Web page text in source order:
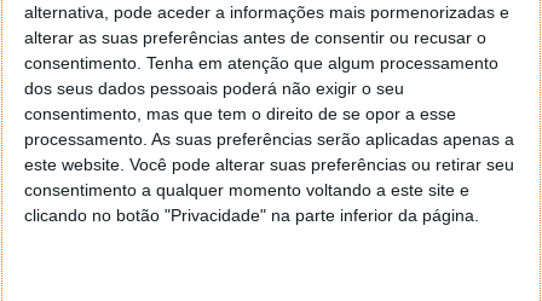
alternativa, pode aceder a informações mais pormenorizadas e
alterar as suas preferências antes de consentir ou recusar o
consentimento. Tenha em atenção que algum processamento
dos seus dados pessoais poderá não exigir o seu
consentimento, mas que tem o direito de se opor a esse
processamento. As suas preferências serão aplicadas apenas a
este website. Você pode alterar suas preferências ou retirar seu
consentimento a qualquer momento voltando a este site e
clicando no botão "Privacidade" na parte inferior da página.
Tens de encontrar o que te falei. Faz da seguinte maneira,
janela iniciar e no topo dessa janela com o botão direito do
rato faz propriedades. Depois no separador Menu ‘Iniciar’
clica no botão ‘Personalizar’ aí encontrarás no separador
geral a opção para escolheres o Browser com que queres
navegar e o gestor de e-mail. Caso não consigas chegar lá,
vais ao teu Firefox e nas ferramentas ou tools escolhes
‘Opções’ ou ‘Options’ icon geral da então janela aberta e
logo perto do fim encontras um local para colocares um